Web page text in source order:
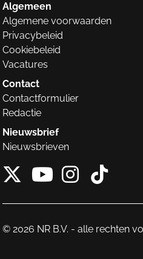
Algemeen
Algemene voorwaarden
Privacybeleid
Cookiebeleid
Vacatures
Contact
Contactformulier
Redactie
Nieuwsbrief
Nieuwsbrieven
X van
© 2026 NR B.V. - alle rechten